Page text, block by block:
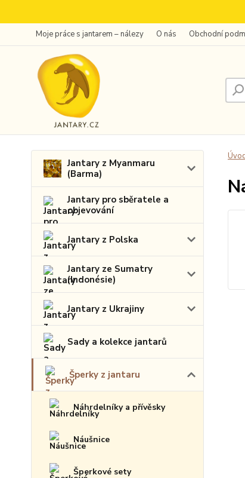
Moje práce s jantarem – nálezy O nás Obchodní
Jantary z Myanmaru
(Barma)
Jantary pro sběratele a
objevování
Jantary z Polska
Jantary ze Sumatry
(Indonésie)
Jantary z Ukrajiny
Sady a kolekce jantarů
Šperky z jantaru
Náhrdelníky a přívěsky
Náušnice
Šperkové sety